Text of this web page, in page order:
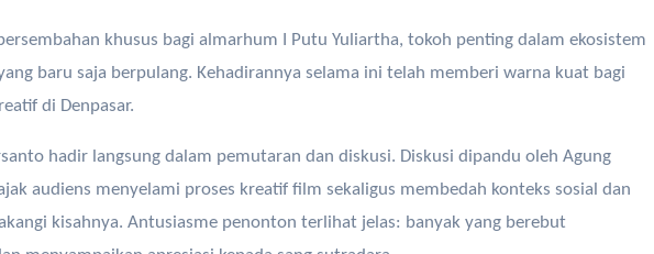
khusus bagi almarhum I Putu Yuliartha, tokoh penting dalam ekosistem
baru saja berpulang. Kehadirannya selama ini telah memberi warna kuat bagi
di Denpasar.
hadir langsung dalam pemutaran dan diskusi. Diskusi dipandu oleh Agung
audiens menyelami proses kreatif film sekaligus membedah konteks sosial dan
kisahnya. Antusiasme penonton terlihat jelas: banyak yang berebut